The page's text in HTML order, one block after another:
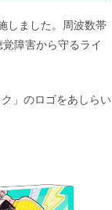
しました。周波数帯
障害から守るライ
」のロゴをあしらい